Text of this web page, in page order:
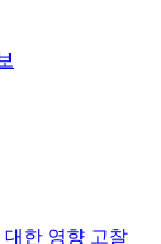
한 영향 고찰